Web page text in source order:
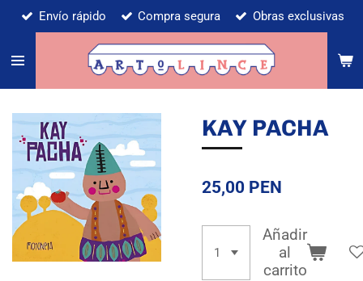
contenido
Envío rápido Compra segura Obras exclusivas
KAY PACHA
25,00 PEN
Añadir
al
carrito